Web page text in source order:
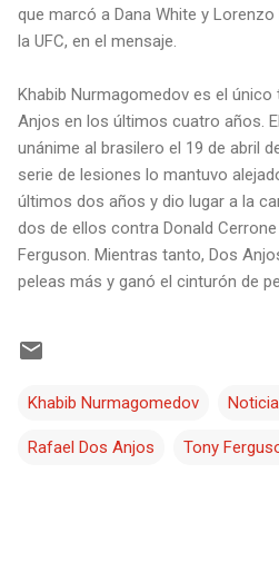
que marcó a Dana White y
la UFC, en el mensaje.
Khabib Nurmagomedov es el
Anjos en los últimos cuatro años.
unánime al brasilero el 19 de abril
serie de lesiones lo mantuvo
últimos dos años y dio lugar a la
dos de ellos contra Donald
Ferguson. Mientras tanto, Dos
peleas más y ganó el cinturón de
Khabib Nurmagomedov
Rafael Dos Anjos Tony